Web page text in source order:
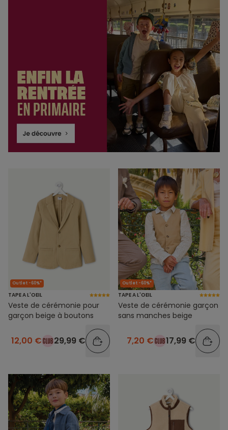
Outlet -60%*
TAPE A L'OEIL
Veste de cérémonie pour
garçon beige à boutons
12,00 € 29,99 €
Outlet -60%*
TAPE A L'OEIL
Veste de cérémonie garçon
sans manches beige
7,20 € 17,99 €